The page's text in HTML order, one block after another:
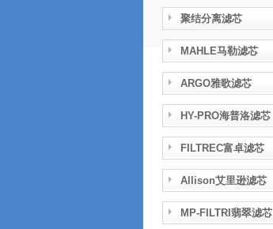
聚结分离滤芯
MAHLE马勒滤芯
ARGO雅歌滤芯
HY-PRO海普洛滤芯
FILTREC富卓滤芯
Allison艾里逊滤芯
MP-FILTRI翡翠滤芯